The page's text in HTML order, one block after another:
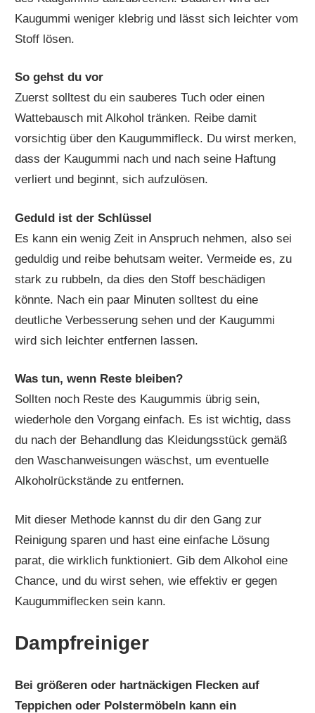
Kaugummi weniger klebrig und lässt sich leichter vom
Stoff lösen.
So gehst du vor
Zuerst solltest du ein sauberes Tuch oder einen
Wattebausch mit Alkohol tränken. Reibe damit
vorsichtig über den Kaugummifleck. Du wirst merken,
dass der Kaugummi nach und nach seine Haftung
verliert und beginnt, sich aufzulösen.
Geduld ist der Schlüssel
Es kann ein wenig Zeit in Anspruch nehmen, also sei
geduldig und reibe behutsam weiter. Vermeide es, zu
stark zu rubbeln, da dies den Stoff beschädigen
könnte. Nach ein paar Minuten solltest du eine
deutliche Verbesserung sehen und der Kaugummi
wird sich leichter entfernen lassen.
Was tun, wenn Reste bleiben?
Sollten noch Reste des Kaugummis übrig sein,
wiederhole den Vorgang einfach. Es ist wichtig, dass
du nach der Behandlung das Kleidungsstück gemäß
den Waschanweisungen wäschst, um eventuelle
Alkoholrückstände zu entfernen.
Mit dieser Methode kannst du dir den Gang zur
Reinigung sparen und hast eine einfache Lösung
parat, die wirklich funktioniert. Gib dem Alkohol eine
Chance, und du wirst sehen, wie effektiv er gegen
Kaugummiflecken sein kann.
Dampfreiniger
Bei größeren oder hartnäckigen Flecken auf
Teppichen oder Polstermöbeln kann ein